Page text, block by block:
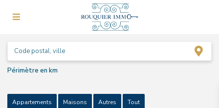
Périmètre en km
Appartements Autres
Maisons Tout